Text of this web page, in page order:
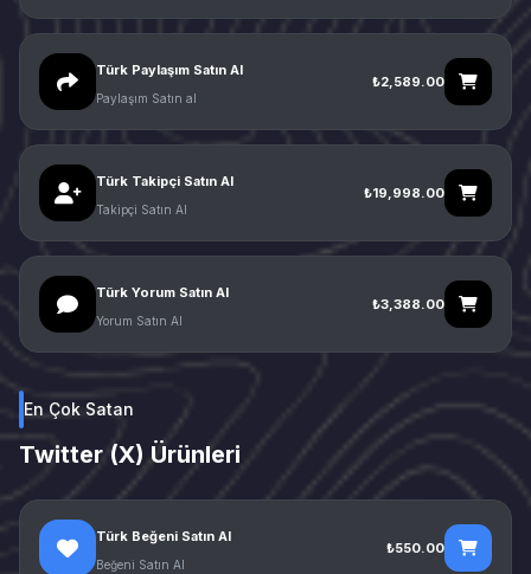
Türk Paylaşım Satın Al
Paylaşım Satın al
₺2,589.00
Türk Takipçi Satın Al
Takipçi Satın Al
₺19,998.00
Türk Yorum Satın Al
Yorum Satın Al
₺3,388.00
En Çok Satan
Twitter (X) Ürünleri
Türk Beğeni Satın Al
Beğeni Satın Al
₺550.00